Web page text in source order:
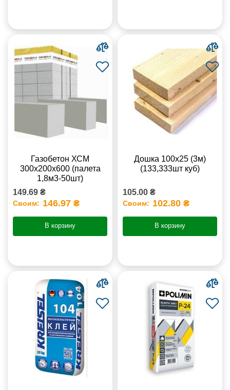
Газобетон ХСМ
300x200x600 (палета
1,8м3-50шт)
149.69 ₴
Своим: 146.97 ₴
В корзину
Дошка 100х25 (3м)
(133,333шт куб)
105.00 ₴
Своим: 102.80 ₴
В корзину